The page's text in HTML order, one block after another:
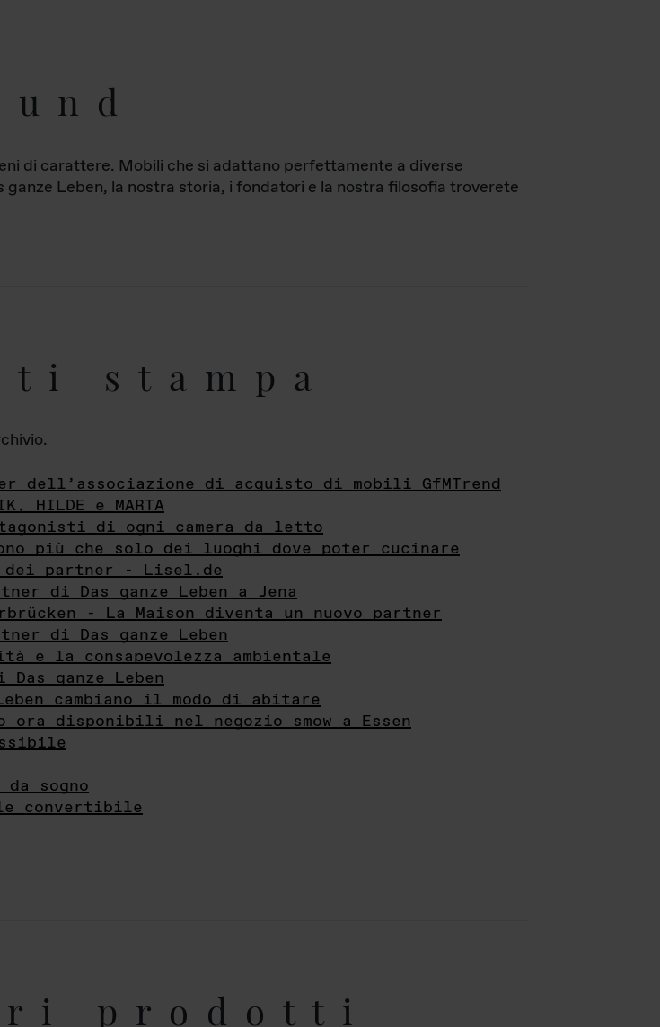
di carattere. Mobili che si adattano perfettamente a diverse
Leben, la nostra storia, i fondatori e la nostra filosofia troverete
stampa
dell’associazione di acquisto di mobili GfMTrend
HILDE e MARTA
di ogni camera da letto
sono più che solo dei luoghi dove poter cucinare
dei partner - Lisel.de
di Das ganze Leben a Jena
- La Maison diventa un nuovo partner
di Das ganze Leben
e la consapevolezza ambientale
ganze Leben
cambiano il modo di abitare
ora disponibili nel negozio smow a Essen
da sogno
convertibile
prodotti